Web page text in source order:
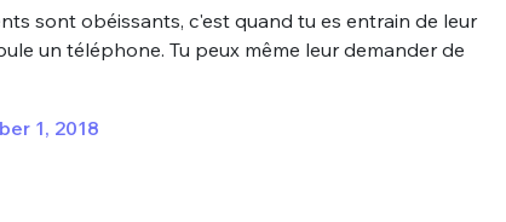
sont obéissants, c'est quand tu es entrain de leur
un téléphone. Tu peux même leur demander de
1, 2018